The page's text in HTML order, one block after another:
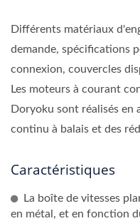
Différents matériaux
demande, spécifications
connexion, couvercles
Les moteurs à courant
Doryoku sont réalisés en
continu à balais et des
Caractéristiques
La boîte de vitesses
en métal, et en fonction